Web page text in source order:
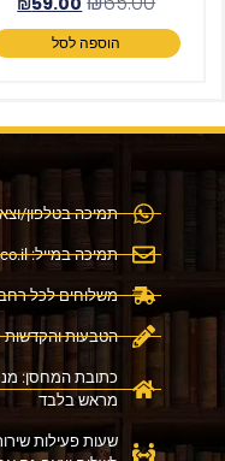
הוספה לסל
תמיכה בטלפון/וצאפ: 077-323-
תמיכה במייל:
משלוחים לכל
הטבעות והקדשות
מראש בלבד